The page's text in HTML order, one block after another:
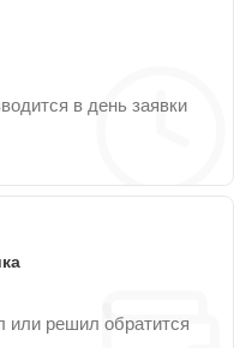
в день заявки
или решил обратится